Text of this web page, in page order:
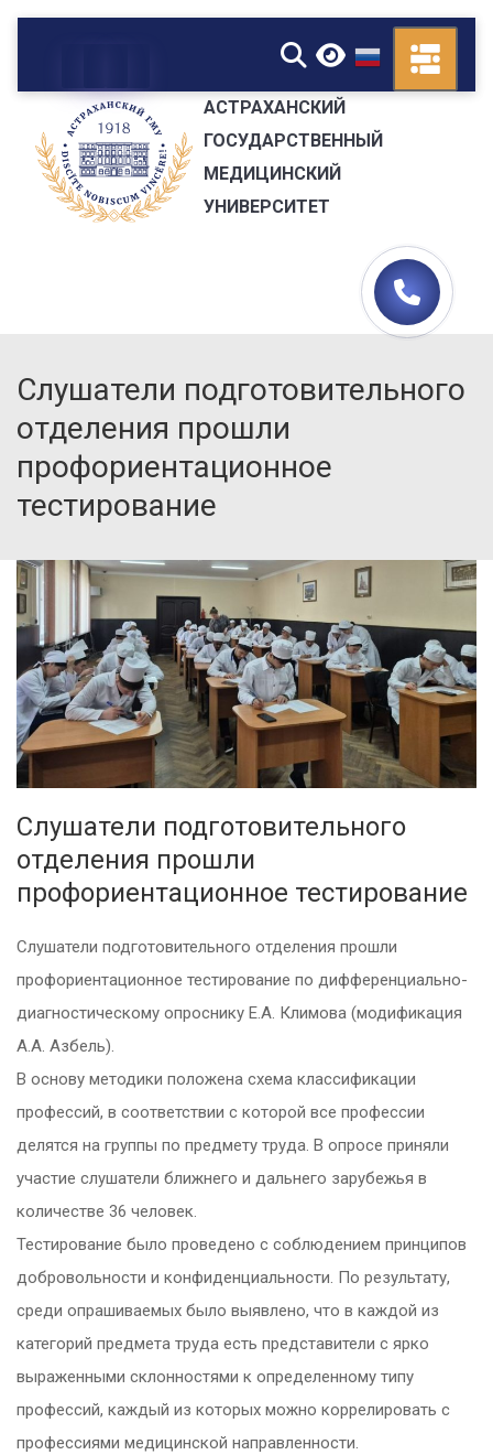
▼
АСТРАХАНСКИЙ
ГОСУДАРСТВЕННЫЙ
МЕДИЦИНСКИЙ
УНИВЕРСИТЕТ
Слушатели подготовительного
отделения прошли
профориентационное
тестирование
Слушатели подготовительного
отделения прошли
профориентационное тестирование
Слушатели подготовительного отделения прошли
профориентационное тестирование по дифференциально-
диагностическому опроснику Е.А. Климова (модификация
А.А. Азбель).
В основу методики положена схема классификации
профессий, в соответствии с которой все профессии
делятся на группы по предмету труда. В опросе приняли
участие слушатели ближнего и дальнего зарубежья в
количестве 36 человек.
Тестирование было проведено с соблюдением принципов
добровольности и конфиденциальности. По результату,
среди опрашиваемых было выявлено, что в каждой из
категорий предмета труда есть представители с ярко
выраженными склонностями к определенному типу
профессий, каждый из которых можно коррелировать с
профессиями медицинской направленности.